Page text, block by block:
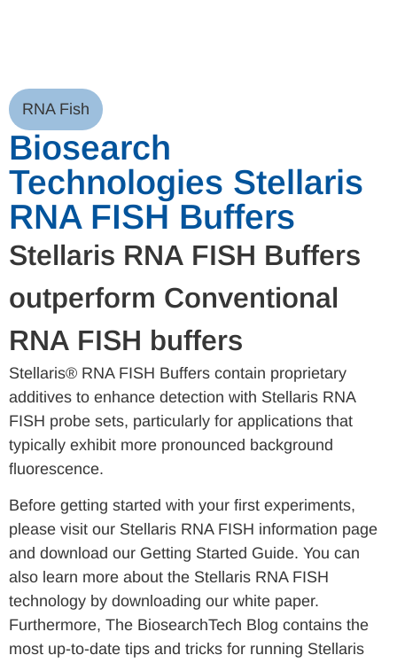
RNA Fish
Biosearch
Technologies Stellaris
RNA FISH Buffers
Stellaris RNA FISH Buffers
outperform Conventional
RNA FISH buffers
Stellaris® RNA FISH Buffers contain proprietary
additives to enhance detection with Stellaris RNA
FISH probe sets, particularly for applications that
typically exhibit more pronounced background
fluorescence.
Before getting started with your first experiments,
please visit our Stellaris RNA FISH information page
and download our Getting Started Guide. You can
also learn more about the Stellaris RNA FISH
technology by downloading our white paper.
Furthermore, The BiosearchTech Blog contains the
most up-to-date tips and tricks for running Stellaris